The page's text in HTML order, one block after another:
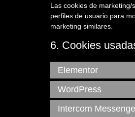
Las cookies de
perfiles de usuario para
marketing similares.
6. Cookies
Elementor
WordPress
Intercom